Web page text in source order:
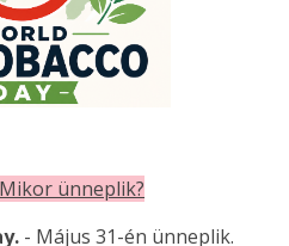
ünneplik?
- Május 31-én ünneplik.